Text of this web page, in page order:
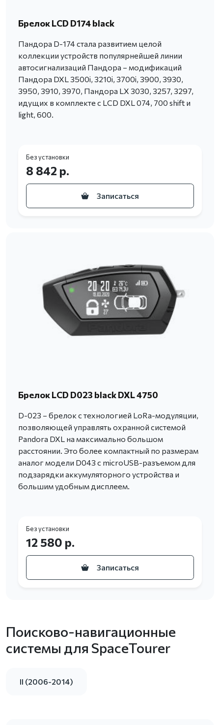
Брелок LCD D174 black
Пандора D-174 стала развитием целой
коллекции устройств популярнейшей линии
автосигнализаций Пандора – модификаций
Пандора DXL 3500i, 3210i, 3700i, 3900, 3930,
3950, 3910, 3970, Пандора LX 3030, 3257, 3297,
идущих в комплекте с LCD DXL 074, 700 shift и
light, 600.
Без установки
8 842 р.
Записаться
Брелок LCD D023 black DXL 4750
D-023 – брелок с технологией LoRa-модуляции,
позволяющей управлять охранной системой
Pandora DXL на максимально большом
расстоянии. Это более компактный по размерам
аналог модели D043 с microUSB-разъемом для
подзарядки аккумуляторного устройства и
большим удобным дисплеем.
Без установки
12 580 р.
Записаться
Поисково-навигационные
системы для SpaceTourer
II (2006-2014)